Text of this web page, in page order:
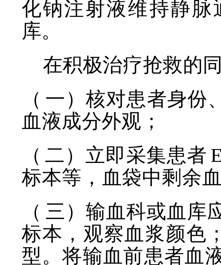
化钠注射液维持静
库。
在积极治疗抢救的
（ 一）核对患者身份
血液成分外观；
（ 二）立即采集患者
标本等，血袋中剩余
（ 三）输血科或血库
标本，观察血浆颜色
型。将输血前患者血